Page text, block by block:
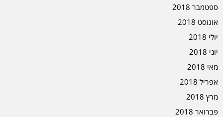
ספטמבר 2018
אוגוסט 2018
יולי 2018
יוני 2018
מאי 2018
אפריל 2018
מרץ 2018
פברואר 2018